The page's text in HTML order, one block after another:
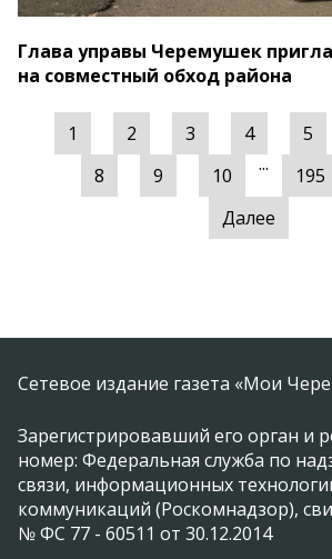
Глава управы Черемушек
на совместный обход района
1 2 3 4 5
8
9 10 ... 195
Далее
Сетевое издание газета «Мои
Зарегистрировавший его орган и
номер: Федеральная служба по
связи, информационных
коммуникаций (Роскомнадзор),
№ ФС 77 - 60511 от 30.12.2014